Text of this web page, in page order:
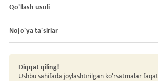
Qo'llash usuli
Nojo´ya ta´sirlar
Diqqat qiling!
Ushbu sahifada joylashtirilgan ko'rsatmalar